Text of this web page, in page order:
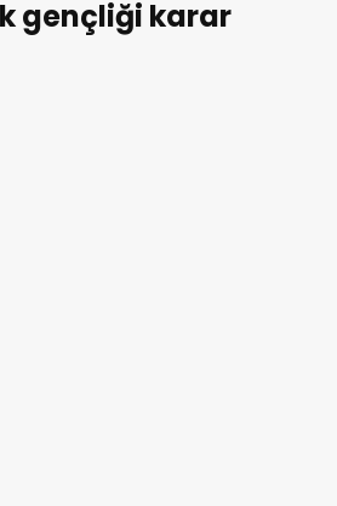
gençliği karar